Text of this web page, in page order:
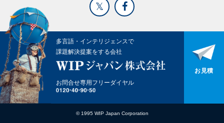
多言語・インテリジェンスで
課題解決提案をする会社
お問合せ専用フリーダイヤル
お見積
© 1995 WIP Japan Corporation